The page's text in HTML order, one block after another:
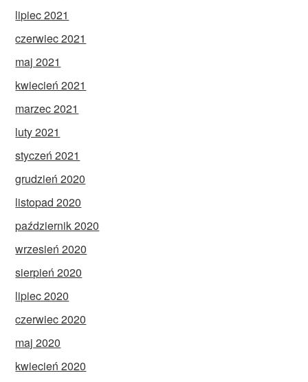
lipiec 2021
czerwiec 2021
maj 2021
kwiecień 2021
marzec 2021
luty 2021
styczeń 2021
grudzień 2020
listopad 2020
październik 2020
wrzesień 2020
sierpień 2020
lipiec 2020
czerwiec 2020
maj 2020
kwiecień 2020